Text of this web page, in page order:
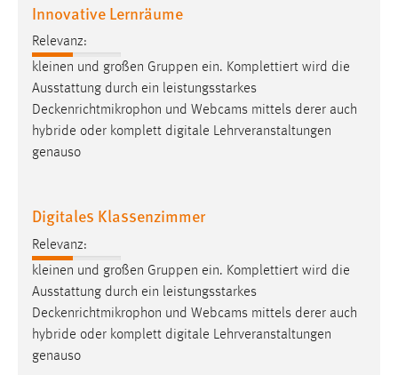
Innovative Lernräume
Relevanz:
kleinen und großen Gruppen ein. Komplettiert wird die
Ausstattung durch ein leistungsstarkes
Deckenrichtmikrophon und Webcams mittels derer auch
hybride oder komplett digitale Lehrveranstaltungen
genauso
Digitales Klassenzimmer
Relevanz:
kleinen und großen Gruppen ein. Komplettiert wird die
Ausstattung durch ein leistungsstarkes
Deckenrichtmikrophon und Webcams mittels derer auch
hybride oder komplett digitale Lehrveranstaltungen
genauso